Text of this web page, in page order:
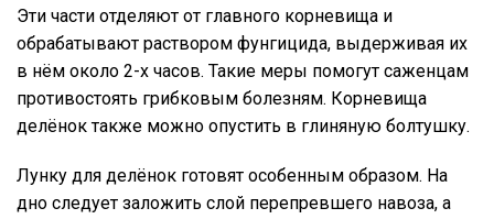
Эти части отделяют от главного корневища и
обрабатывают раствором фунгицида, выдерживая их
в нём около 2-х часов. Такие меры помогут саженцам
противостоять грибковым болезням. Корневища
делёнок также можно опустить в глиняную болтушку.
Лунку для делёнок готовят особенным образом. На
дно следует заложить слой перепревшего навоза, а